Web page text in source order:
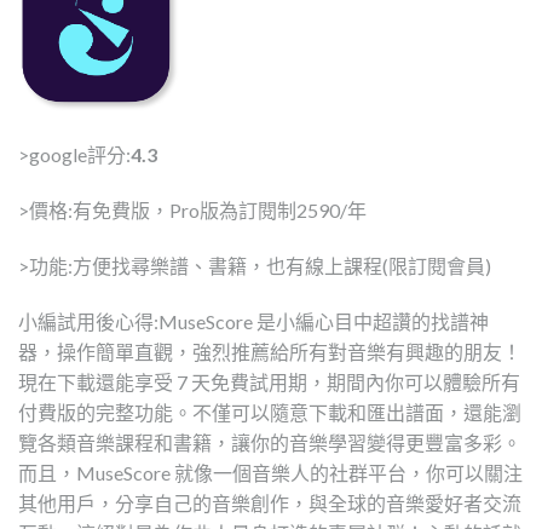
>google評分:4.3
>價格:有免費版，Pro版為訂閱制2590/年
>功能:方便找尋樂譜、書籍，也有線上課程(限訂閱會員)
小編試用後心得:MuseScore 是小編心目中超讚的找譜神
器，操作簡單直觀，強烈推薦給所有對音樂有興趣的朋友！
現在下載還能享受 7 天免費試用期，期間內你可以體驗所有
付費版的完整功能。不僅可以隨意下載和匯出譜面，還能瀏
覽各類音樂課程和書籍，讓你的音樂學習變得更豐富多彩。
而且，MuseScore 就像一個音樂人的社群平台，你可以關注
其他用戶，分享自己的音樂創作，與全球的音樂愛好者交流